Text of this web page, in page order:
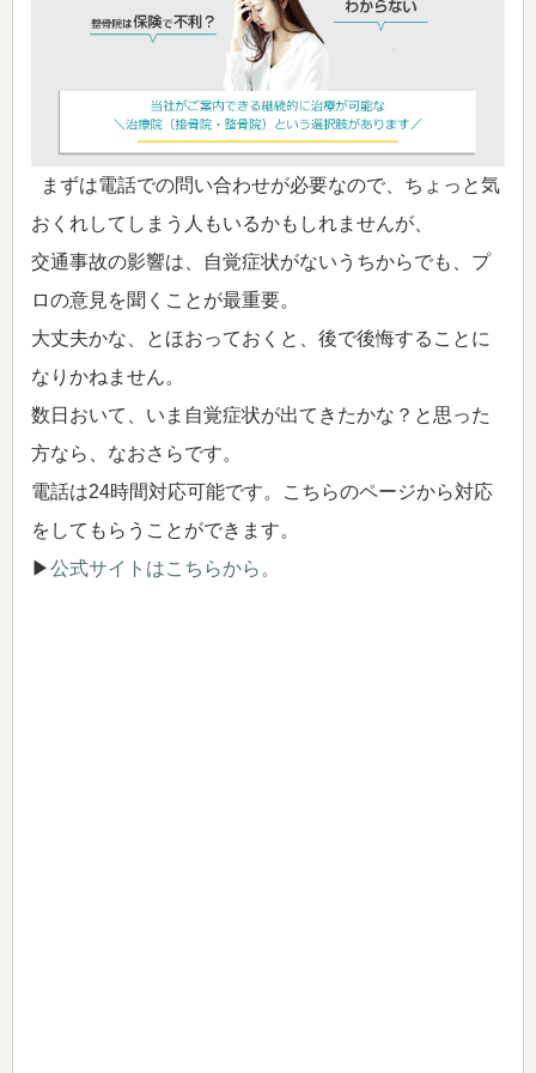
まずは電話での問い合わせが必要なので、ちょっと気
おくれしてしまう人もいるかもしれませんが、
交通事故の影響は、自覚症状がないうちからでも、プ
ロの意見を聞くことが最重要。
大丈夫かな、とほおっておくと、後で後悔することに
なりかねません。
数日おいて、いま自覚症状が出てきたかな？と思った
方なら、なおさらです。
電話は24時間対応可能です。こちらのページから対応
をしてもらうことができます。
▶公式サイトはこちらから。